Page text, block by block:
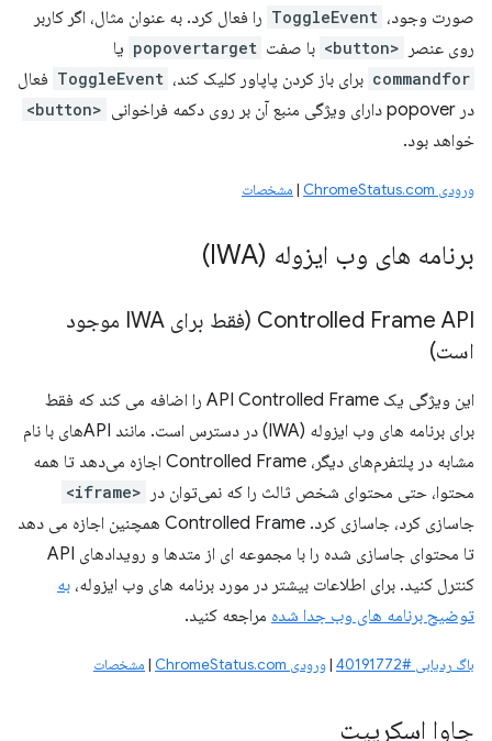
صورت وجود، ToggleEvent را فعال کرد. به عنوان مثال، اگر کاربر
روی عنصر
<button> با صفت popovertarget یا
commandfor برای باز کردن پاپاور کلیک کند، ToggleEvent فعال
در popover دارای ویژگی منبع آن بر روی دکمه فراخوانی
<button>
خواهد بود.
ورودی ChromeStatus.com | مشخصات
برنامه های وب ایزوله (IWA)
Controlled Frame API (فقط برای IWA موجود
است)
این ویژگی یک API Controlled Frame را اضافه می کند که فقط
برای برنامه های وب ایزوله (IWA) در دسترس است. مانند APIهای با نام
مشابه در پلتفرم‌های دیگر، Controlled Frame اجازه می‌دهد تا همه
محتوا، حتی محتوای شخص ثالث را که نمی‌توان در
<iframe>
جاسازی کرد، جاسازی کرد. Controlled Frame همچنین اجازه می دهد
تا محتوای جاسازی شده را با مجموعه ای از متدها و رویدادهای API
کنترل کنید. برای اطلاعات بیشتر در مورد برنامه های وب ایزوله، به
توضیح برنامه های وب جدا شده مراجعه کنید.
باگ ردیابی #40191772 |ورودی ChromeStatus.com | مشخصات
جاوا اسکریپت